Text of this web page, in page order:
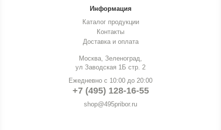
Информация
Каталог продукции
Контакты
Доставка и оплата
Москва, Зеленоград,
ул Заводская 1Б стр. 2
Ежедневно с 10:00 до 20:00
+7 (495) 128-16-55
shop@495pribor.ru